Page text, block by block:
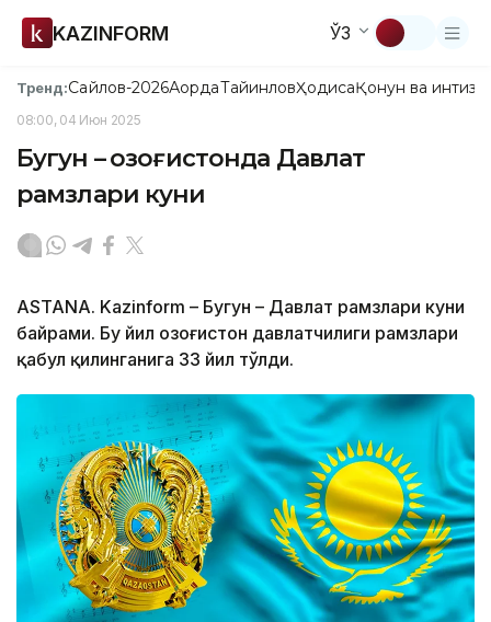
KAZINFORM ЎЗ
Тренд:Сайлов-2026АқордаТайинловҲодисаҚонун ва
08:00, 04 Июн 2025
Бугун – Қозоғистонда Давлат
рамзлари куни
ASTANA. Kazinform – Бугун – Давлат рамзлари куни
байрами. Бу йил Қозоғистон давлатчилиги рамзлари
қабул қилинганига 33 йил тўлди.